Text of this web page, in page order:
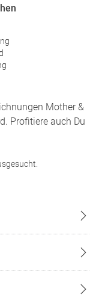
Mother &
Profitiere auch Du